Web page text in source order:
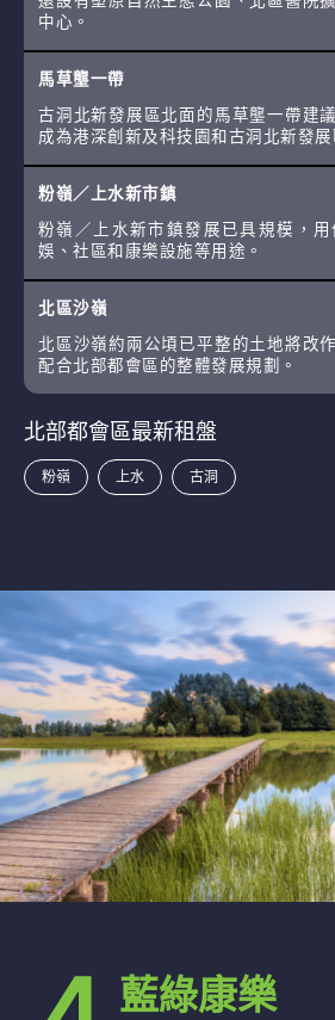
中心。
馬草壟一帶
古洞北新發展區北面的馬草壟一帶建
成為港深創新及科技園和古洞北新發展
粉嶺／上水新市鎮
粉嶺／上水新市鎮發展已具規模，
娛、社區和康樂設施等用途。
北區沙嶺
北區沙嶺約兩公頃已平整的土地將改
配合北部都會區的整體發展規劃。
北部都會區最新租盤
粉嶺 上水 古洞
藍綠康樂